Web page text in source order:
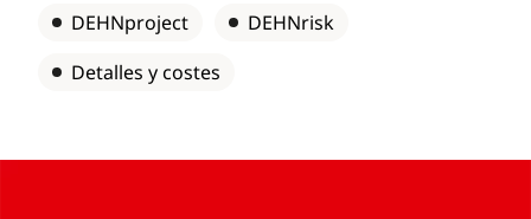
DEHNproject
DEHNrisk
Detalles y costes